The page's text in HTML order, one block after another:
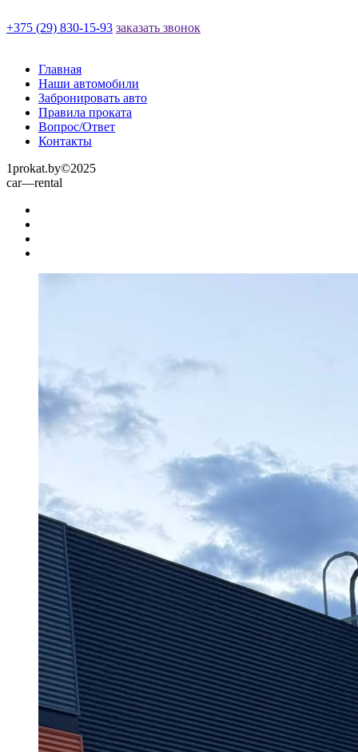
+375 (29) 830-15-93 заказать звонок
Главная
Наши автомобили
Забронировать авто
Правила проката
Вопрос/Ответ
Контакты
1prokat.by©2025
car—rental